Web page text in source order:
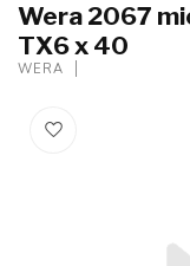
Wera 2067
TX6 x 40
WERA